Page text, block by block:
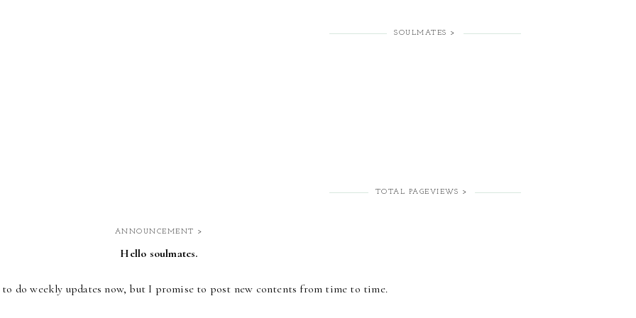
SOULMATES >
TOTAL PAGEVIEWS >
ANNOUNCEMENT >
Hello soulmates.
do weekly updates now,but I promise to post new contents from time to time.